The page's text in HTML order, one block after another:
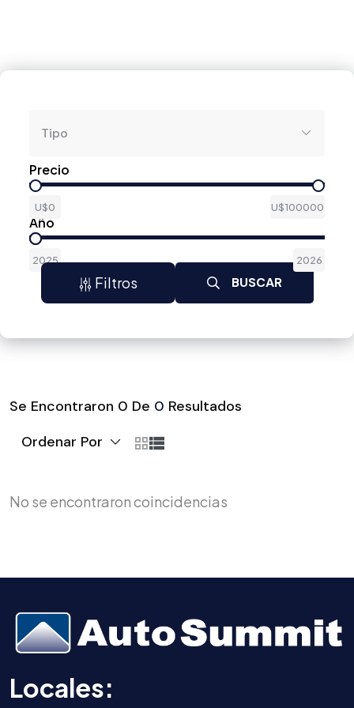
Tipo
Precio
U$0 U$100000
Año
2025 2026
Filtros BUSCAR
Se Encontraron 0 De 0 Resultados
Ordenar Por
No se encontraron coincidencias
Locales: